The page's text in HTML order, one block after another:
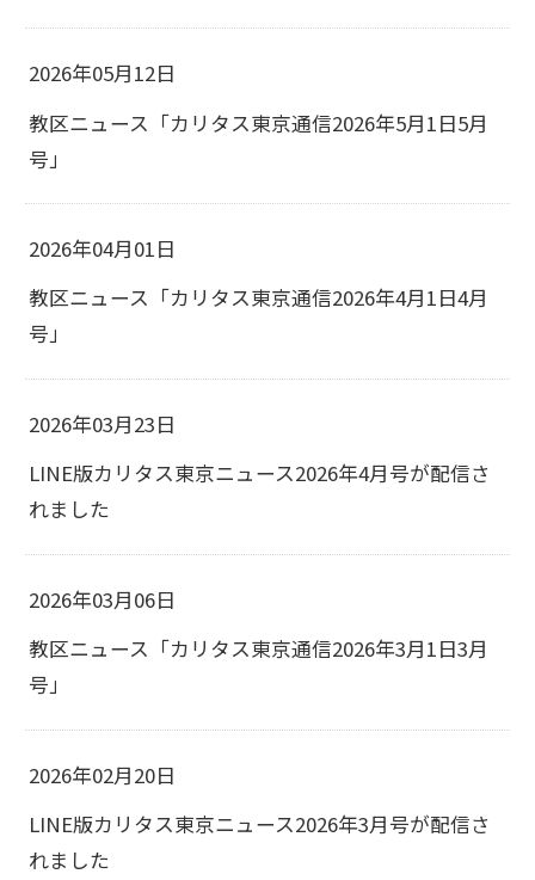
2026年05月12日
教区ニュース「カリタス東京通信2026年5月1日5月
号」
2026年04月01日
教区ニュース「カリタス東京通信2026年4月1日4月
号」
2026年03月23日
LINE版カリタス東京ニュース2026年4月号が配信さ
れました
2026年03月06日
教区ニュース「カリタス東京通信2026年3月1日3月
号」
2026年02月20日
LINE版カリタス東京ニュース2026年3月号が配信さ
れました